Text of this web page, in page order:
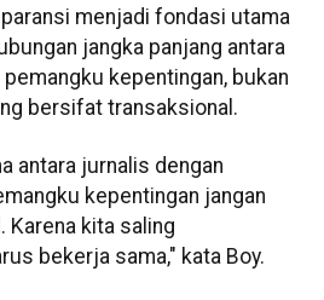
menjadi fondasi utama
jangka panjang antara
kepentingan, bukan
bersifat transaksional.
antara jurnalis dengan
kepentingan jangan
Karena kita saling
bekerja sama," kata Boy.